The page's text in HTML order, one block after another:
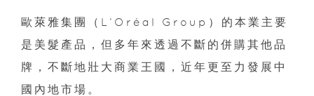
歐萊雅集團（L’Oréal Group）的本業主要
是美髮產品，但多年來透過不斷的併購其他品
牌，不斷地壯大商業王國，近年更至力發展中
國內地市場。